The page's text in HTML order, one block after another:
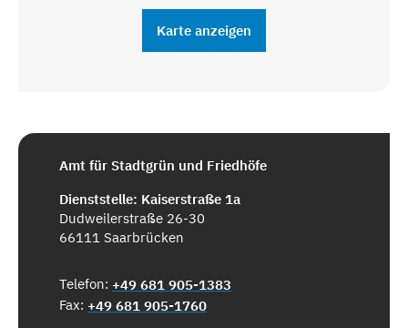
Karte anzeigen
Amt für Stadtgrün und Friedhöfe
Dienststelle: Kaiserstraße 1a
Dudweilerstraße 26-30
66111 Saarbrücken
Telefon: +49 681 905-1383
Fax: +49 681 905-1760